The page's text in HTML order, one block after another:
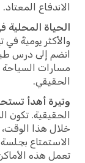
الاندفاع المعتاد.
الحياة المحلية
والأكثر يوميةً
انضم إلى درس
مسارات السياحة
الحقيقي.
وتيرة أهدأ
الحقيقية. تكون
خلال هذا
الاستمتاع
تعمل هذه